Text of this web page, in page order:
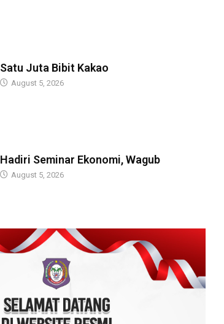
Satu Juta Bibit Kakao
August 5, 2026
Hadiri Seminar Ekonomi, Wagub
August 5, 2026